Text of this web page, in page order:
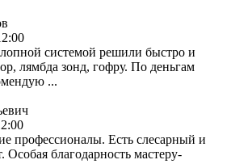
системой решили быстро и
лямбда зонд, гофру. По деньгам
...
профессионалы. Есть слесарный и
Особая благодарность мастеру-